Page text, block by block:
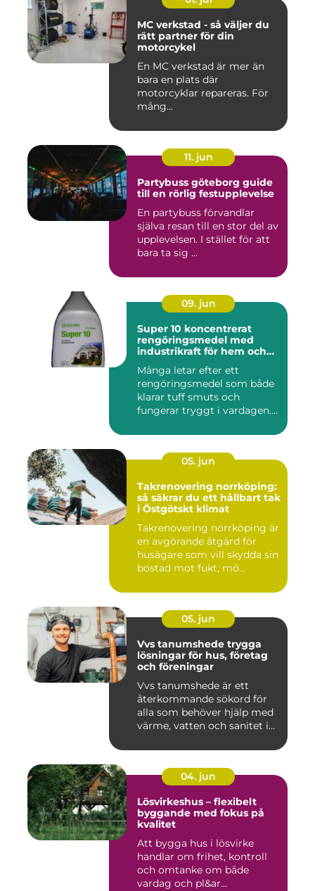
MC verkstad - så väljer du
rätt partner för din
motorcykel
En MC verkstad är mer än
bara en plats där
motorcyklar repareras. För
mång...
11. jun
Partybuss göteborg guide
till en rörlig festupplevelse
En partybuss förvandlar
själva resan till en stor del av
upplevelsen. I stället för att
bara ta sig ...
09. jun
Super 10 koncentrerat
rengöringsmedel med
industrikraft för hem och
Många letar efter ett
rengöringsmedel som både
klarar tuff smuts och
fungerar tryggt i vardagen.
05. jun
Takrenovering norrköping:
så säkrar du ett hållbart tak
i Östgötskt klimat
Takrenovering norrköping är
en avgörande åtgärd för
husägare som vill skydda sin
bostad mot fukt, mö...
05. jun
Vvs tanumshede trygga
lösningar för hus, företag
och föreningar
Vvs tanumshede är ett
återkommande sökord för
alla som behöver hjälp med
värme, vatten och sanitet i...
04. jun
Lösvirkeshus – flexibelt
byggande med fokus på
kvalitet
Att bygga hus i lösvirke
handlar om frihet, kontroll
och omtanke om både
vardag och pl&ar...